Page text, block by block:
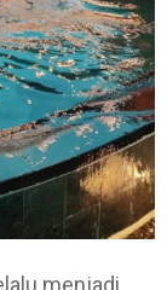
menjadi